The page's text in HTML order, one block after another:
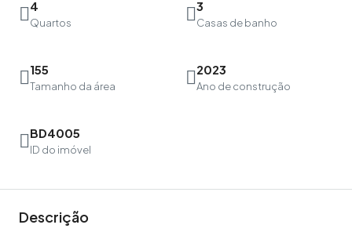
4
Quartos
3
Casas de banho
155
Tamanho da área
2023
Ano de construção
BD4005
ID do imóvel
Descrição